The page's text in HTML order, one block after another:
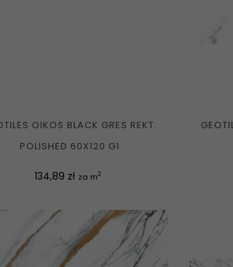
OIKOS BLACK GRES REKT.
POLISHED 60X120 G1
Cena
134,89 zł za m2